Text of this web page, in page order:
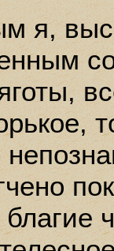
я,
благие